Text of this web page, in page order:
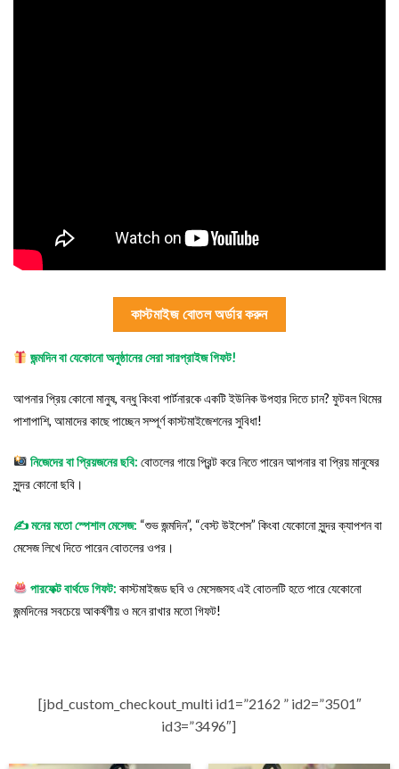
কাস্টমাইজ বোতল অর্ডার করুন
জন্মদিন বা যেকোনো অনুষ্ঠানের সেরা সারপ্রাইজ গিফট!
আপনার প্রিয় কোনো মানুষ, বন্ধু কিংবা পার্টনারকে একটি ইউনিক উপহার দিতে চান? ফুটবল থিমের
পাশাপাশি, আমাদের কাছে পাচ্ছেন সম্পূর্ণ কাস্টমাইজেশনের সুবিধা!
নিজেদের বা প্রিয়জনের ছবি: বোতলের গায়ে প্রিন্ট করে নিতে পারেন আপনার বা প্রিয় মানুষের
সুন্দর কোনো ছবি।
✍️ মনের মতো স্পেশাল মেসেজ: “শুভ জন্মদিন”, “বেস্ট উইশেস” কিংবা যেকোনো সুন্দর ক্যাপশন বা
মেসেজ লিখে দিতে পারেন বোতলের ওপর।
পারফেক্ট বার্থডে গিফট: কাস্টমাইজড ছবি ও মেসেজসহ এই বোতলটি হতে পারে যেকোনো
জন্মদিনের সবচেয়ে আকর্ষণীয় ও মনে রাখার মতো গিফট!
[jbd_custom_checkout_multi id1=”2162 ” id2=”3501″
id3=”3496″]